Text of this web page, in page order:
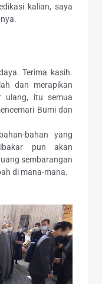
kalian, saya
Terima kasih.
dan merapikan
ulang, itu semua
Bumi dan
bahan yang
pun akan
sembarangan
di mana-mana.